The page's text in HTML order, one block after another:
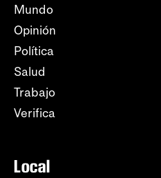
Mundo
Opinión
Política
Salud
Trabajo
Verifica
Local